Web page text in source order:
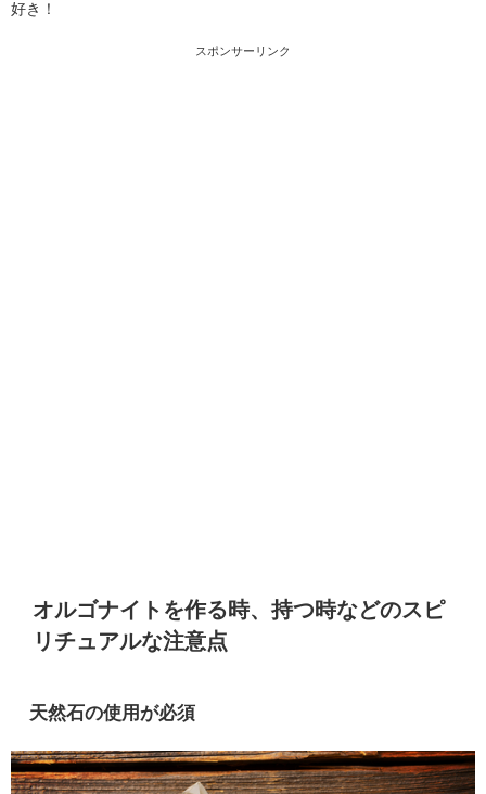
好き！
スポンサーリンク
オルゴナイトを作る時、持つ時などのスピ
リチュアルな注意点
天然石の使用が必須